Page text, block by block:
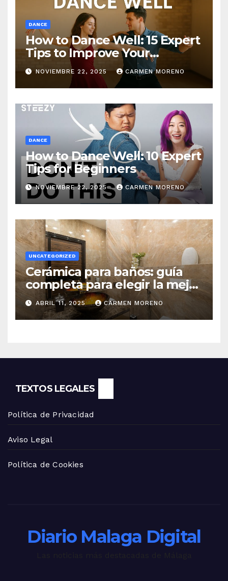
DANCE
How to Dance Well: 15 Expert
Tips to Improve Your
Dancing Skills Fast
NOVIEMBRE 22, 2025 CARMEN MORENO
DANCE
How to Dance Well: 10 Expert
Tips for Beginners
NOVIEMBRE 22, 2025 CARMEN MORENO
UNCATEGORIZED
Cerámica para baños: guía
completa para elegir la mejor
opción
ABRIL 11, 2025 CARMEN MORENO
TEXTOS LEGALES
Política de Privacidad
Aviso Legal
Política de Cookies
Diario Malaga Digital